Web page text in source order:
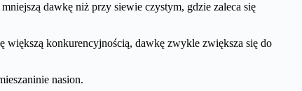
dawkę niż przy siewie czystym, gdzie zaleca się
większą konkurencyjnością, dawkę zwykle zwiększa się do
nasion.